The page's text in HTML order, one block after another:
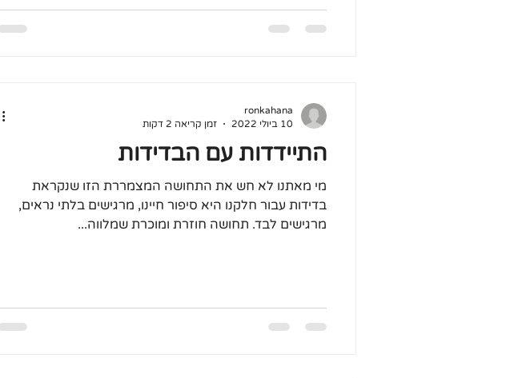
התיידדות עם הבדידות
מי מאתנו לא חש את התחושה המצמררת הזו שנקראת
בדידות עבור חלקנו היא סיפור חיינו, מרגישים בלתי נראים,
מרגישים לבד. תחושה חוזרת ומוכרת שמלווה...
ronkahana
10 ביולי 2022
זמן קריאה 2 דקות